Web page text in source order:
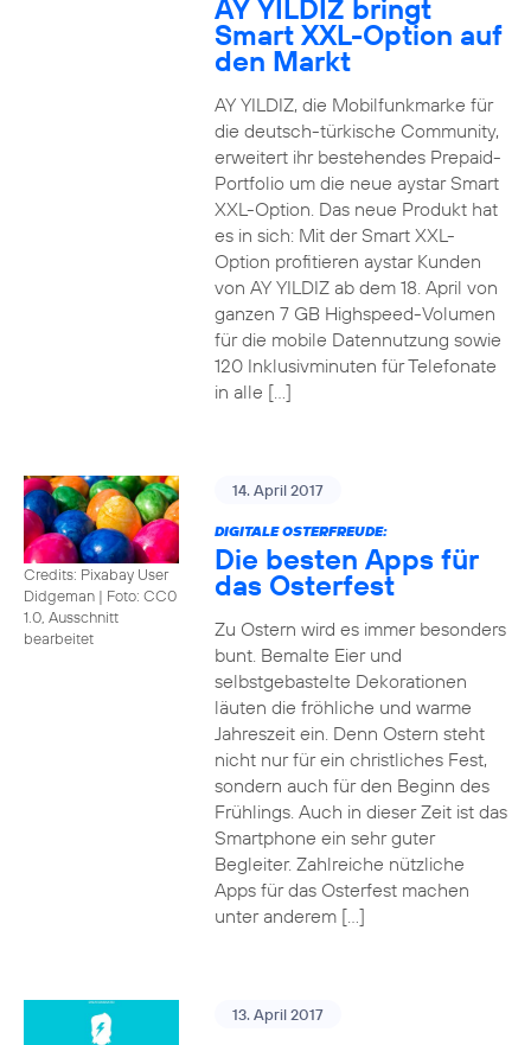
AY YILDIZ bringt
Smart XXL-Option auf
den Markt
AY YILDIZ, die Mobilfunkmarke für
die deutsch-türkische Community,
erweitert ihr bestehendes Prepaid-
Portfolio um die neue aystar Smart
XXL-Option. Das neue Produkt hat
es in sich: Mit der Smart XXL-
Option profitieren aystar Kunden
von AY YILDIZ ab dem 18. April von
ganzen 7 GB Highspeed-Volumen
für die mobile Datennutzung sowie
120 Inklusivminuten für Telefonate
in alle […]
Credits: Pixabay User
Didgeman | Foto: CC0
1.0, Ausschnitt
bearbeitet
14. April 2017
DIGITALE OSTERFREUDE:
Die besten Apps für
das Osterfest
Zu Ostern wird es immer besonders
bunt. Bemalte Eier und
selbstgebastelte Dekorationen
läuten die fröhliche und warme
Jahreszeit ein. Denn Ostern steht
nicht nur für ein christliches Fest,
sondern auch für den Beginn des
Frühlings. Auch in dieser Zeit ist das
Smartphone ein sehr guter
Begleiter. Zahlreiche nützliche
Apps für das Osterfest machen
unter anderem […]
13. April 2017